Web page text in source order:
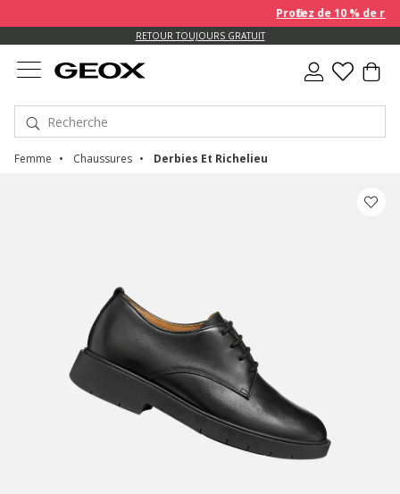
Profitez de 10 % de
RETOUR TOUJOURS GRATUIT
Femme Chaussures Derbies Et Richelieu